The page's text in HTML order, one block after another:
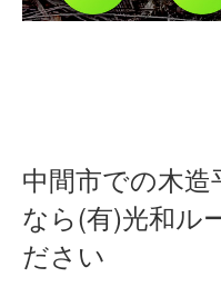
中間市での木
なら(有)光和ル
ださい